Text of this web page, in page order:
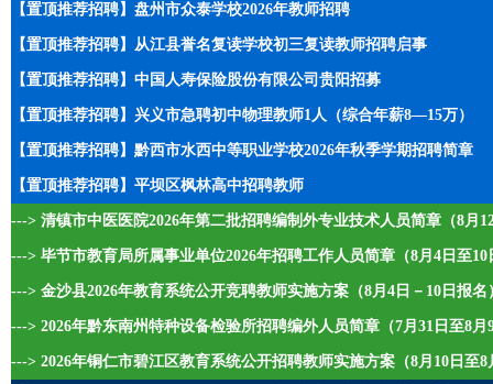
【置顶推荐招聘】盘州市众泰学校2026年教师招聘
【置顶推荐招聘】从江县誉名复读学校初三复读教师招聘启事
【置顶推荐招聘】中国人寿保险股份有限公司贵阳招募
【置顶推荐招聘】兴义市急聘初中物理教师1人（综合年薪8—15万）
【置顶推荐招聘】黔西市水西中等职业学校2026年秋季学期招聘简章
【置顶推荐招聘】平坝区枫林高中招聘教师
---> 清镇市中医医院2026年第二批招聘编制外专业技术人员简章（8月
---> 毕节市教育局所属事业单位2026年招聘工作人员简章（8月4日至10
---> 金沙县2026年教育系统公开竞聘教师实施方案（8月4日－10日报名
---> 2026年黔东南州特种设备检验所招聘编外人员简章（7月31日至8月
---> 2026年铜仁市碧江区教育系统公开招聘教师实施方案（8月10日至8